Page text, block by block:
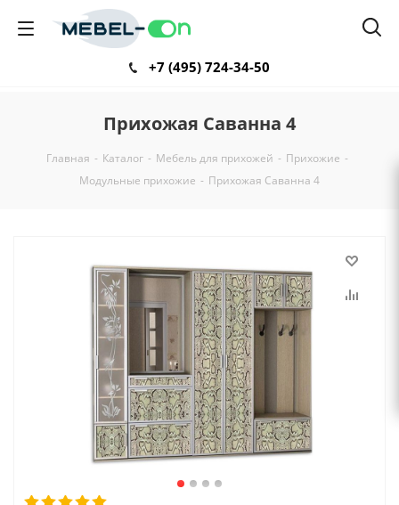
+7 (495) 724-34-50
Прихожая Саванна 4
Главная - Каталог - Мебель для прихожей - Прихожие -
Модульные прихожие - Прихожая Саванна 4